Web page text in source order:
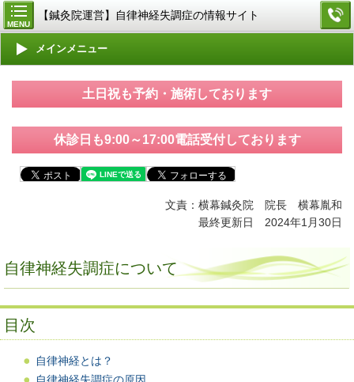
MENU
【鍼灸院運営】自律神経失調症の情報サイト
メインメニュー
土日祝も予約・施術しております
休診日も9:00～17:00電話受付しております
文責：横幕鍼灸院 院長 横幕胤和
最終更新日 2024年1月30日
自律神経失調症について
目次
自律神経とは？